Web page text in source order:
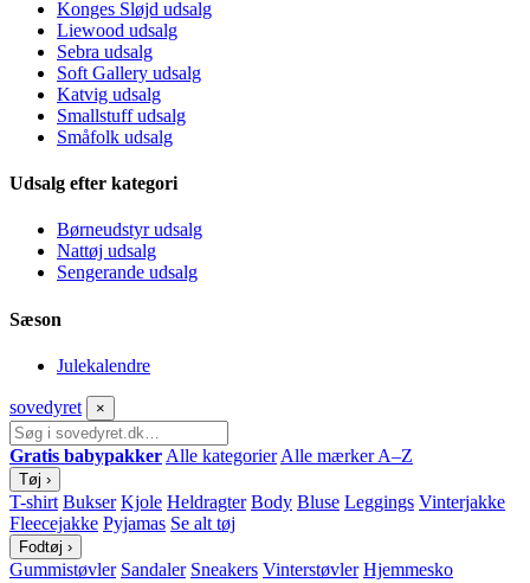
Konges Sløjd udsalg
Liewood udsalg
Sebra udsalg
Soft Gallery udsalg
Katvig udsalg
Smallstuff udsalg
Småfolk udsalg
Udsalg efter kategori
Børneudstyr udsalg
Nattøj udsalg
Sengerande udsalg
Sæson
Julekalendre
sovedyret ×
Gratis babypakker Alle kategorier Alle mærker A–Z
Tøj ›
T-shirt Bukser Kjole Heldragter Body Bluse Leggings Vinterjakke
Fleecejakke Pyjamas Se alt tøj
Fodtøj ›
Gummistøvler Sandaler Sneakers Vinterstøvler Hjemmesko